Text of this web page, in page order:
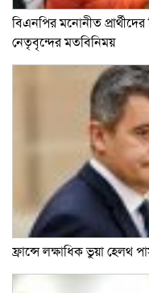
বিএনপির মনোনীত প্রার্থীদের
নেতৃবৃন্দের মতবিনিময়
ফ্রান্সে লক্ষাধিক ভুয়া হেলথ